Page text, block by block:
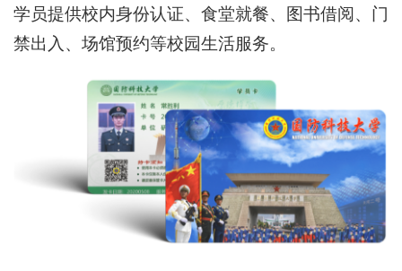
学员提供校内身份认证、食堂就餐、图书借阅、门
禁出入、场馆预约等校园生活服务。